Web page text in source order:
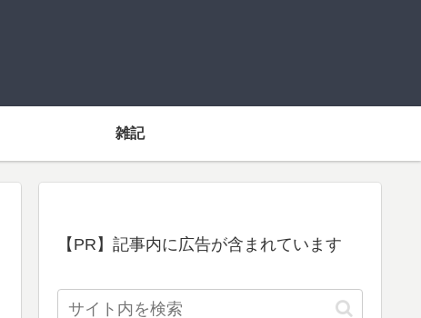
雑記
【PR】記事内に広告が含まれています